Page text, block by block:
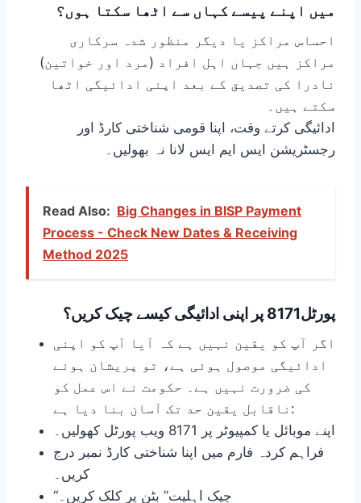
میں اپنے پیسے کہاں سے اٹھا سکتا ہوں؟
احساس مراکز یا دیگر منظور شدہ سرکاری
مراکز ہیں جہاں اہل افراد (مرد اور خواتین)
نادرا کی تصدیق کے بعد اپنی ادائیگی اٹھا
سکتے ہیں۔
ادائیگی کرتے وقت، اپنا قومی شناختی کارڈ اور
رجسٹریشن ایس ایم ایس لانا نہ بھولیں۔
Read Also: Big Changes in BISP Payment
Process - Check New Dates & Receiving
Method 2025
پورٹل8171 پر اپنی ادائیگی کیسے چیک کریں؟
اگر آپ کو یقین نہیں ہے کہ آیا آپ کو اپنی
ادائیگی موصول ہوئی ہے، تو پریشان ہونے
کی ضرورت نہیں ہے۔ حکومت نے اس عمل کو
ناقابل یقین حد تک آسان بنا دیا ہے:
اپنے موبائل یا کمپیوٹر پر 8171 ویب پورٹل کھولیں۔
فراہم کردہ فارم میں اپنا شناختی کارڈ نمبر درج
کریں۔
“چیک اہلیت” بٹن پر کلک کریں۔